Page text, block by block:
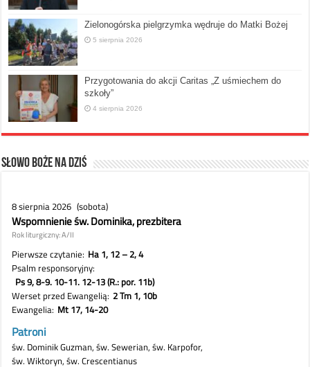
Zielonogórska pielgrzymka wędruje do Matki Bożej
5 sierpnia 2026
Przygotowania do akcji Caritas „Z uśmiechem do
szkoły”
4 sierpnia 2026
Słowo Boże na dziś